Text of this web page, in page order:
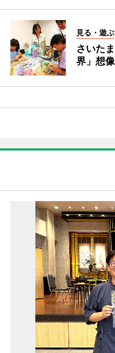
見る・遊ぶ
さいた
界」想